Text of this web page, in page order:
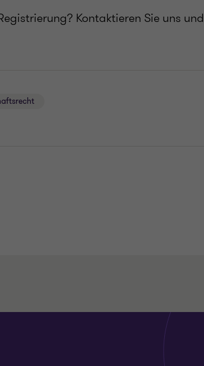
Kontaktieren Sie uns